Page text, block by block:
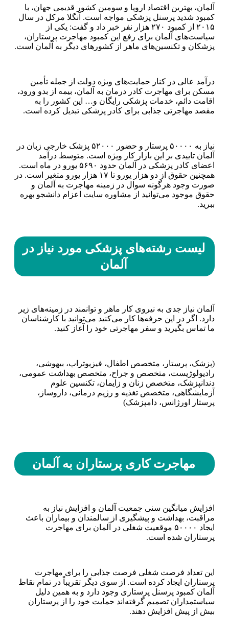
آلمان، بهترین اقتصاد اروپا و سومین کشور قدیمی جهان، با
کمبود شدید پرسنل پزشکی مواجه است. آنگلا مرکل در سال
۲۰۱۵ از کمبود ۲۷۰ هزار نفر خبر داد و گفت: یکی از
سیاست‌های آلمان برای رفع این کمبود مهاجرت پرستاران،
پزشکان و تکنسین‌های ماهر از کشور‌های دیگر به آلمان است.
درآمد عالی در کنار حمایت‌های ویژه دولت از جمله تأمین
مسکن برای مهاجرت کادر درمان به آلمان، بیمه از بدو ورود،
اقامت دائم، خدمات پزشکی رایگان و… این کشور را به
مقصد مهاجرتی جذابی برای کادر پزشکی تبدیل کرده است.
نیاز به ۵۰۰۰۰ پرستار و حضور ۵۲۰۰۰ پزشک خارجی زبان در
آلمان تاییدی بر این بازار کار ویژه است. متوسط ​​درآمد
اعضای کادر پزشکی در آلمان حدود ۵۶۹۰ یورو در ماه است.
همچنین حقوق از دو هزار یورو تا ۱۷ هزار یورو متغیر است. در
صورت وجود هرگونه سوال در زمینه مهاجرت به آلمان و
حقوق موجود می‌توانید از مشاوره سایت اعزام دانشجو بهره
ببرید.
لیست رشته‌های پزشکی مورد نیاز در
آلمان
آلمان نیاز جدی به نیروی کار ماهر و توانمند در زمینه‌های زیر
دارد. اگر در این حرفه‌ها کار می‌کنید می‌توانید با کارشناسان
ما تماس بگیرید و سفر مهاجرتی خود را آغاز کنید.
(پزشک، پرستار، متخصص اطفال، فیزیوتراپ، بیهوشی،
رادیولوژیست، متخصص و جراح، متخصص بهداشت عمومی،
دندانپزشک، متخصص زنان و زایمان، تکنسین علوم
آزمایشگاهی، متخصص تغذیه و رژیم درمانی، داروساز،
پرستار اورژانس، دامپزشک)
مهاجرت کاری پرستاران به آلمان
افزایش میانگین سنی جمعیت آلمان و افزایش نیاز به
مراقبت، بهداشت و پیشگیری از سالمندان و بیماران باعث
ایجاد ۵۰۰۰۰ موقعیت شغلی در آلمان برای مهاجرت
پرستاران شده است.
این تعداد فرصت شغلی فرصت جذابی را برای مهاجرت
پرستاران ایجاد کرده است. از سوی دیگر تقریباً در تمام نقاط
آلمان کمبود پرسنل پرستاری وجود دارد و به همین دلیل
سیاستمداران تصمیم گرفته‌اند حمایت خود را از پرستاران
بیش از پیش افزایش دهند.